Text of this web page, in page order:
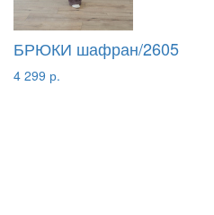
БРЮКИ шафран/2605
4 299 р.